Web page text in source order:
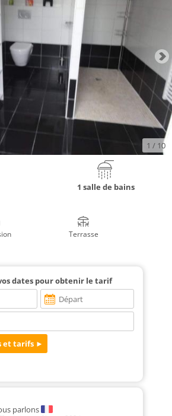
1 / 10
1 salle de bains
Terrasse
dates pour obtenir le tarif
parlons